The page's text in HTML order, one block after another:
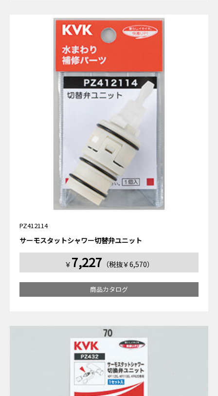
PZ412114
サーモスタットシャワー切替弁ユニット
￥ 7,227 （税抜￥6,570）
商品カタログ